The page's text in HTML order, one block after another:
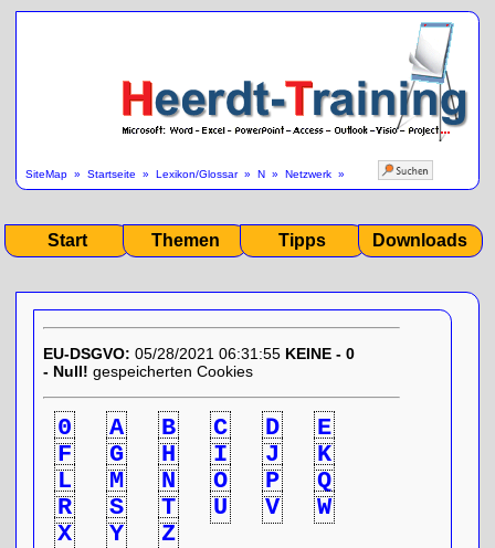
SiteMap »Startseite »Lexikon/Glossar»N »Netzwerk »
Start Themen Tipps Downloads
EU-DSGVO: 05/28/2021 06:31:55 KEINE - 0
- Null! gespeicherten Cookies
0 A B C D
E
F
G H I J
K
L
M N O P
Q
R
S T U V
W
X
Y Z